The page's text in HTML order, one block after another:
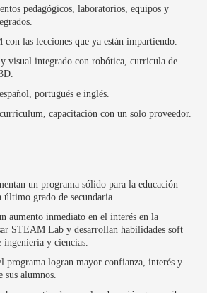
pedagógicos, laboratorios, equipos y
las lecciones que ya están impartiendo.
visual integrado con robótica, curricula de
portugués e inglés.
capacitación con un solo proveedor.
un programa sólido para la educación
grado de secundaria.
aumento inmediato en el interés en la
STEAM Lab y desarrollan habilidades soft
y ciencias.
programa logran mayor confianza, interés y
alumnos.